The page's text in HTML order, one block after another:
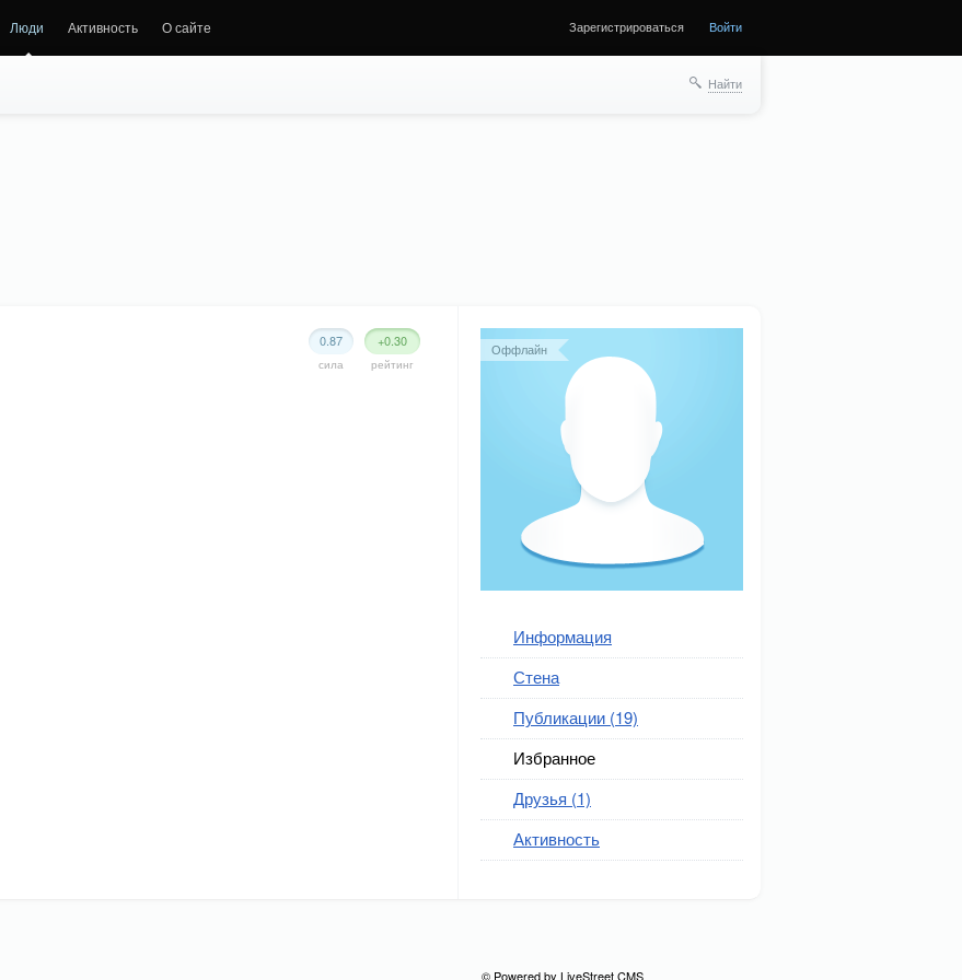
Люди Активность О сайте Зарегистрироваться Войти
Найти
Оффлайн
Информация
Стена
Публикации (19)
Избранное
Друзья (1)
Активность
+0.30
рейтинг
0.87
сила
© Powered by LiveStreet CMS